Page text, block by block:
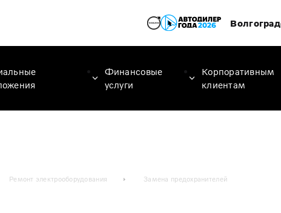
Финансовые
услуги
Корпоративным
клиентам
Ремонт электрооборудования Замена предохранителей